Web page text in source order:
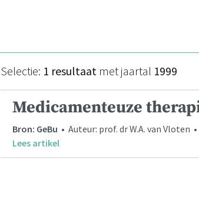
Selectie: 1 resultaat met jaartal 1999
Medicamenteuze
Bron: GeBu • Auteur: prof. dr W.A. van
Lees artikel